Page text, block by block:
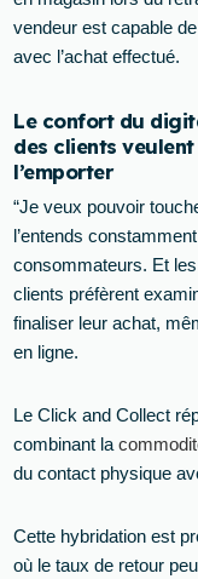
vendeur est capable
avec l’achat effectué.
Le confort du
des clients
l’emporter
“Je veux pouvoir
l’entends
consommateurs. Et
clients préfèrent
finaliser leur achat,
en ligne.
Le Click and Collect
combinant la
du contact physique
Cette hybridation est
où le taux de retour